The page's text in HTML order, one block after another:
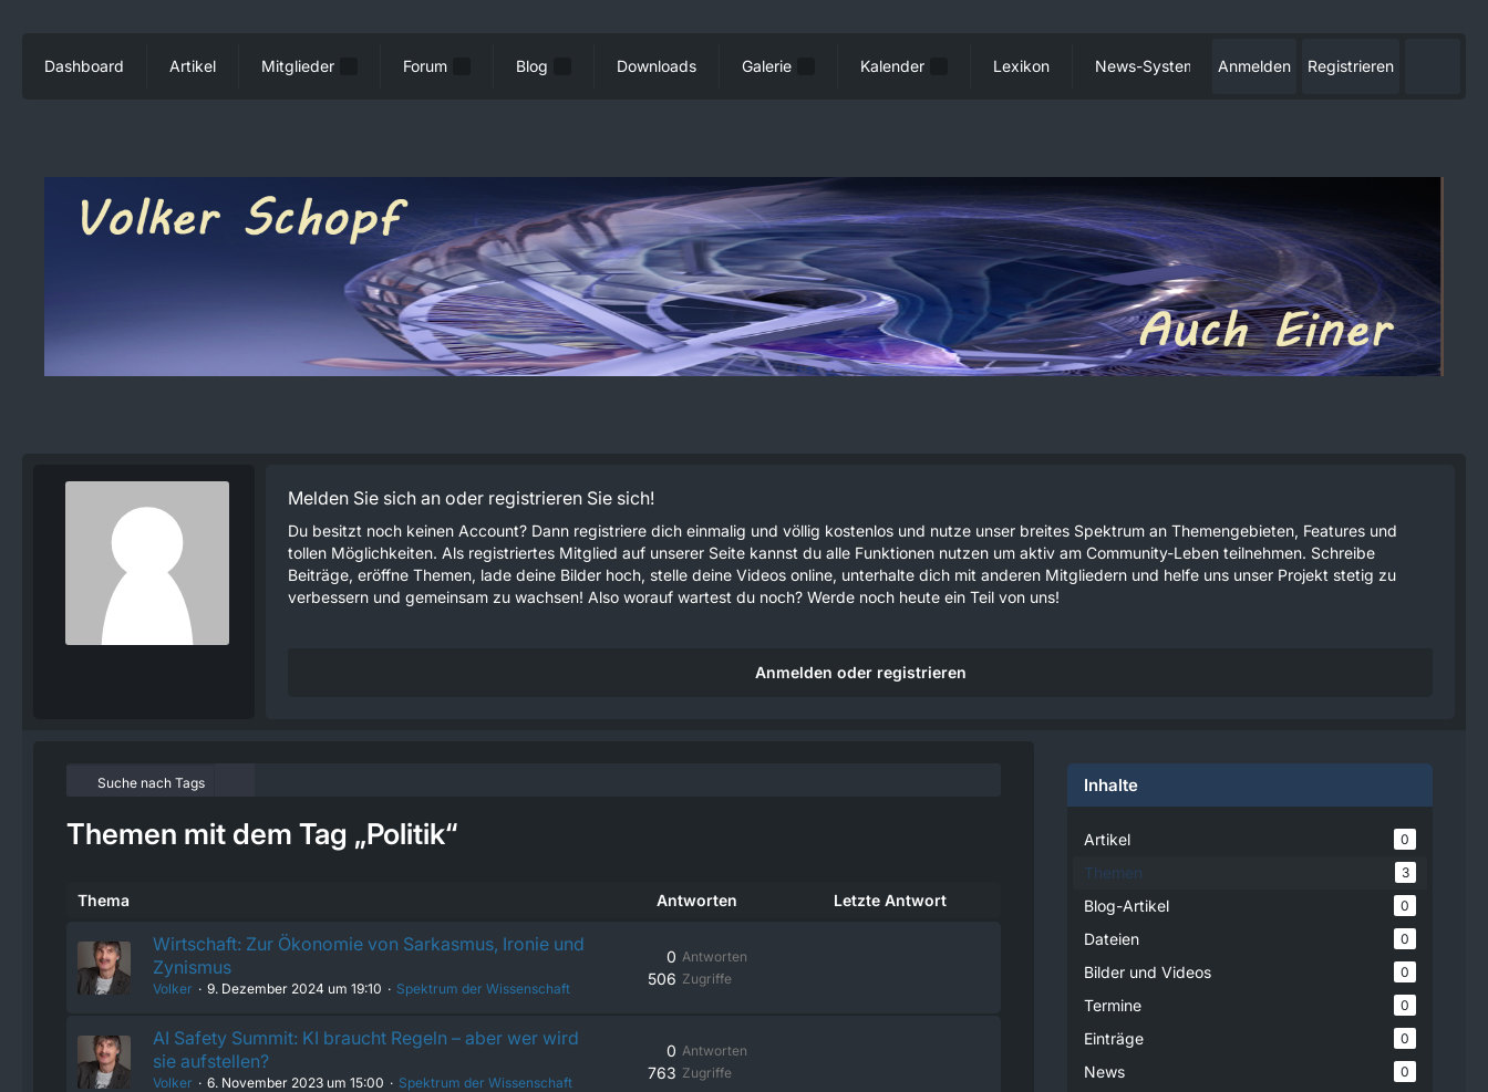
Dashboard Artikel Mitglieder Forum Blog Downloads Galerie Kalender Lexikon News-System Anmelden Registrieren
Melden Sie sich an oder registrieren Sie sich!
Du besitzt noch keinen Account? Dann registriere dich einmalig und völlig kostenlos und nutze unser breites Spektrum an Themengebieten, Features und
tollen Möglichkeiten. Als registriertes Mitglied auf unserer Seite kannst du alle Funktionen nutzen um aktiv am Community-Leben teilnehmen. Schreibe
Beiträge, eröffne Themen, lade deine Bilder hoch, stelle deine Videos online, unterhalte dich mit anderen Mitgliedern und helfe uns unser Projekt stetig zu
verbessern und gemeinsam zu wachsen! Also worauf wartest du noch? Werde noch heute ein Teil von uns!
Anmelden oder registrieren
Suche nach Tags
Themen mit dem Tag „Politik“
Thema Antworten Letzte Antwort
Wirtschaft: Zur Ökonomie von Sarkasmus, Ironie und
Zynismus
Volker 9. Dezember 2024 um 19:10 Spektrum der Wissenschaft
Antworten
0
Zugriffe
506
AI Safety Summit: KI braucht Regeln – aber wer wird
sie aufstellen?
Volker 6. November 2023 um 15:00 Spektrum der Wissenschaft
Antworten
0
Zugriffe
763
Inhalte
Artikel 0
Themen 3
Blog-Artikel 0
Dateien 0
Bilder und Videos 0
Termine 0
Einträge 0
News 0